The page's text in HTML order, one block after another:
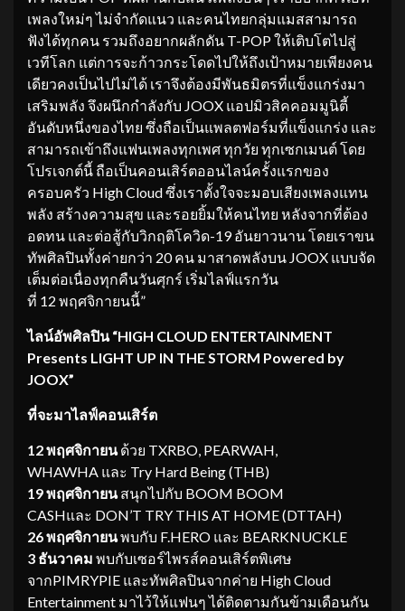
เพลงใหม่ๆ ไม่จำกัดแนว และคนไทยกลุ่มแมสสามารถ
ฟังได้ทุกคน รวมถึงอยากผลักดัน T-POP ให้เติบโตไปสู่
เวทีโลก แต่การจะก้าวกระโดดไปให้ถึงเป้าหมายเพียงคน
เดียวคงเป็นไปไม่ได้ เราจึงต้องมีพันธมิตรที่แข็งแกร่งมา
เสริมพลัง จึงผนึกกำลังกับ JOOX แอปมิวสิคคอมมูนิตี้
อันดับหนึ่งของไทย ซึ่งถือเป็นแพลตฟอร์มที่แข็งแกร่ง และ
สามารถเข้าถึงแฟนเพลงทุกเพศ ทุกวัย ทุกเซกเมนต์ โดย
โปรเจกต์นี้ ถือเป็นคอนเสิร์ตออนไลน์ครั้งแรกของ
ครอบครัว High Cloud ซึ่งเราตั้งใจจะมอบเสียงเพลงแทน
พลัง สร้างความสุข และรอยยิ้มให้คนไทย หลังจากที่ต้อง
อดทน และต่อสู้กับวิกฤติโควิด-19 อันยาวนาน โดยเราขน
ทัพศิลปินทั้งค่ายกว่า 20 คน มาสาดพลังบน JOOX แบบจัด
เต็มต่อเนื่องทุกคืนวันศุกร์ เริ่มไลฟ์แรกวัน
ที่ 12 พฤศจิกายนนี้”
ไลน์อัพศิลปิน“HIGH CLOUD ENTERTAINMENT
Presents LIGHT UP IN THE STORM Powered by
JOOX”
ที่จะมาไลฟ์คอนเสิร์ต
12 พฤศจิกายนด้วย TXRBO, PEARWAH,
WHAWHA และ Try Hard Being (THB)
19 พฤศจิกายนสนุกไปกับ BOOM BOOM
CASHและ DON’T TRY THIS AT HOME (DTTAH)
26 พฤศจิกายนพบกับ F.HERO และ BEARKNUCKLE
3 ธันวาคม พบกับเซอร์ไพรส์คอนเสิร์ตพิเศษ
จากPIMRYPIE และทัพศิลปินจากค่าย High Cloud
Entertainment มาไว้ให้แฟนๆ ได้ติดตามกันข้ามเดือนกัน